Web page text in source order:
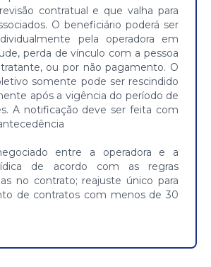
contratual e que valha para
O beneficiário poderá ser
pela operadora em
perda de vínculo com a pessoa
ou por não pagamento. O
somente pode ser rescindido
após a vigência do período de
A notificação deve ser feita com
entre a operadora e a
de acordo com as regras
no contrato; reajuste único para
de contratos com menos de 30